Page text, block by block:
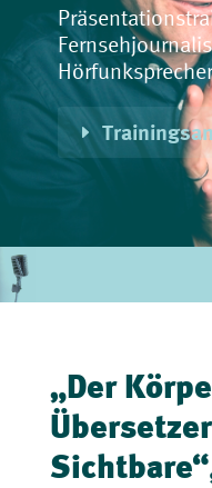
Hörfunksprecher
„Der